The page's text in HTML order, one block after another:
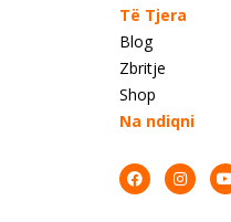
Të Tjera
Blog
Zbritje
Shop
Na ndiqni